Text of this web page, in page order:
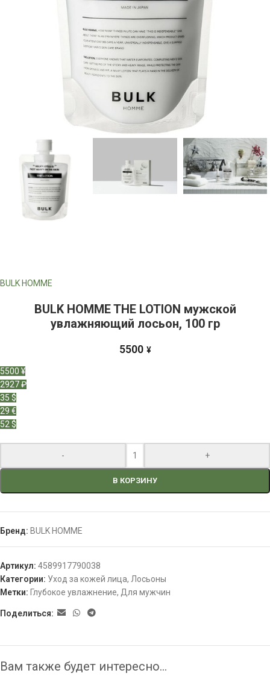
BULK HOMME
BULK HOMME THE LOTION мужской
увлажняющий лосьон, 100 гр
5500 ¥
5500 ¥
2927 ₽
35 $
29 €
52 $
- +
В КОРЗИНУ
Бренд: BULK HOMME
Артикул: 4589917790038
Категории: Уход за кожей лица, Лосьоны
Метки: Глубокое увлажнение, Для мужчин
Поделиться:
Вам также будет интересно…